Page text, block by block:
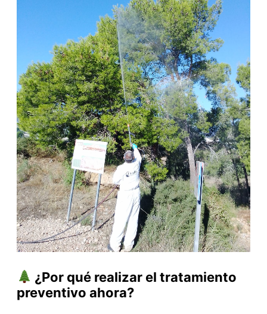
¿Por qué realizar el tratamiento
preventivo ahora?